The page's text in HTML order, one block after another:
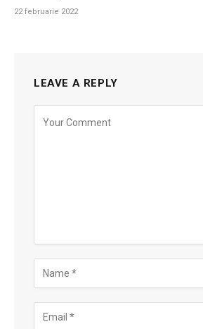
22 februarie 2022
LEAVE A REPLY